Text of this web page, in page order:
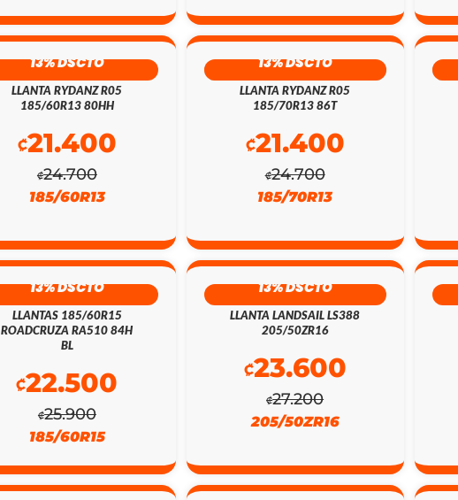
13% DSCTO
LLANTA RYDANZ R05
185/60R13 80HH
₡24.700
₡21.400
185/60R13
13% DSCTO
LLANTA RYDANZ R05
185/70R13 86T
₡24.700
₡21.400
185/70R13
13% DSCTO
LLANTAS 185/60R15
ROADCRUZA RA510 84H
BL
₡25.900
₡22.500
185/60R15
13% DSCTO
LLANTA LANDSAIL LS388
205/50ZR16
₡27.200
₡23.600
205/50ZR16